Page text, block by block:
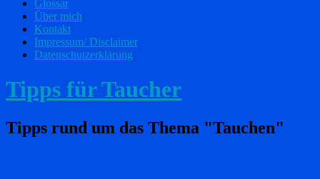
Glossar
Über mich
Kontakt
Impressum/ Disclaimer
Datenschutzerklärung
Tipps für Taucher
Tipps rund um das Thema "Tauchen"